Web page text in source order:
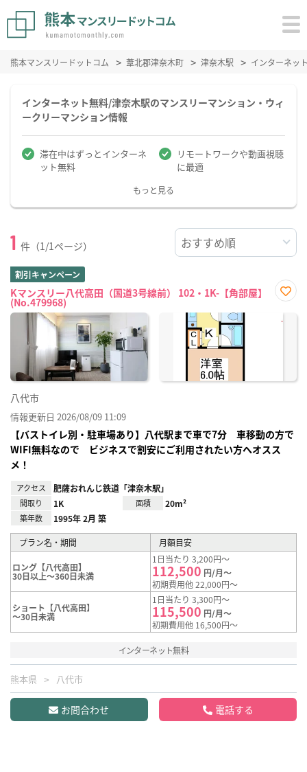
熊本マンスリードットコム 葦北郡津奈木町 津奈木駅 インターネッ
インターネット無料/津奈木駅のマンスリーマンション・ウィ
ークリーマンション情報
滞在中はずっとインターネ
ット無料
リモートワークや動画視聴
に最適
もっと見る
1 件（1/1ページ）
割引キャンペーン
Kマンスリー八代高田（国道3号線前） 102・1K-【角部屋】
(No.479968)
に入
り登
八代市
情報更新日 2026/08/09 11:09
【バストイレ別・駐車場あり】八代駅まで車で7分 車移動の方で
WIFI無料なので ビジネスで割安にご利用されたい方へオスス
メ！
アクセス 肥薩おれんじ鉄道「津奈木駅」
間取り 1K 面積 20m²
築年数 1995年 2月 築
プラン名・期間 月額目安
ロング【八代高田】
30日以上～360日未満
1日当たり 3,200円～
112,500 円/月～
初期費用他 22,000円～
ショート【八代高田】
～30日未満
1日当たり 3,300円～
115,500 円/月～
初期費用他 16,500円～
インターネット無料
熊本県 八代市
お問合わせ 電話する